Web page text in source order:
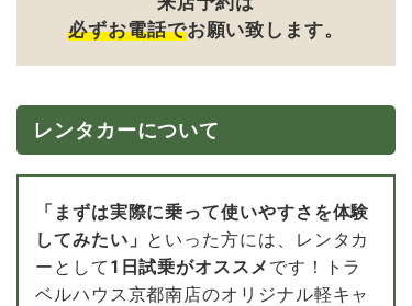
必ずお電話でお願い致します。
レンタカーについて
「まずは実際に乗って使いやすさを体験
してみたい」 といった方には、レンタカ
ーとして 1日試乗がオススメ です！トラ
ベルハウス京都南店のオリジナル軽キャ